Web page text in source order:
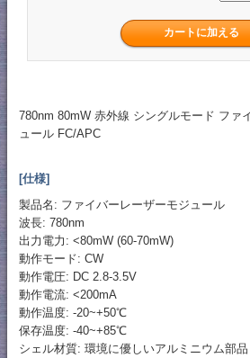
780nm 80mW 赤外線 シングルモード ファ
ュール FC/APC
[仕様]
製品名: ファイバーレーザーモジュール
波長: 780nm
出力電力: <80mW (60-70mW)
動作モード: CW
動作電圧: DC 2.8-3.5V
動作電流: <200mA
動作温度: -20~+50℃
保存温度: -40~+85℃
シェル材質: 環境に優しいアルミニウム部品